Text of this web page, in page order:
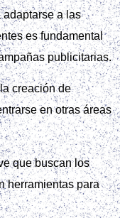
adaptarse a las
es fundamental
publicitarias.
creación de
en otras áreas
que buscan los
herramientas para